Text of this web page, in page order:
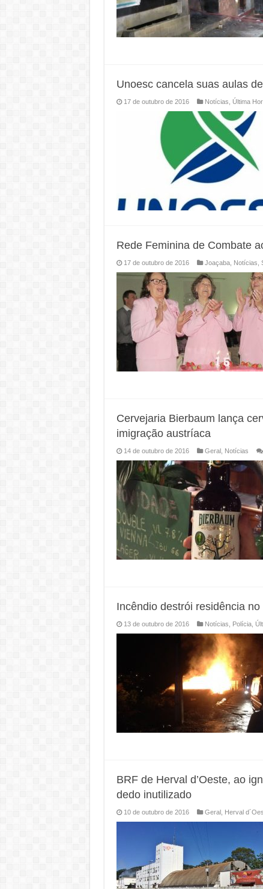
Unoesc cancela suas aulas
17 de outubro de 2016 Notícias Última
Rede Feminina de Combate
17 de outubro de 2016 Joaçaba, Notícias
Cervejaria Bierbaum lança
imigração austríaca
14 de outubro de 2016 Geral, Notícias
Incêndio destrói residência
13 de outubro de 2016 Notícias Polícia,
BRF de Herval d’Oeste, ao
dedo inutilizado
10 de outubro de 2016 Geral, Herval